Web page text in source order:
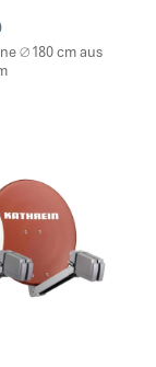
∅ 180 cm aus